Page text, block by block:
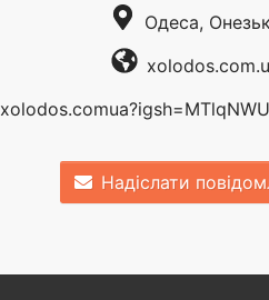
Одеса,
Надіслати